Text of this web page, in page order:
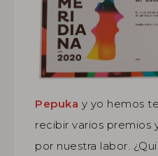
Pepuka y yo hemos
recibir varios premios
por nuestra labor.